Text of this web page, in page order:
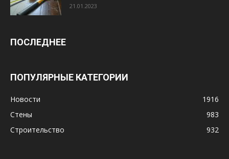
21.01.2023
ПОСЛЕДНЕЕ
ПОПУЛЯРНЫЕ КАТЕГОРИИ
Новости
1916
Стены
983
Строительство
932